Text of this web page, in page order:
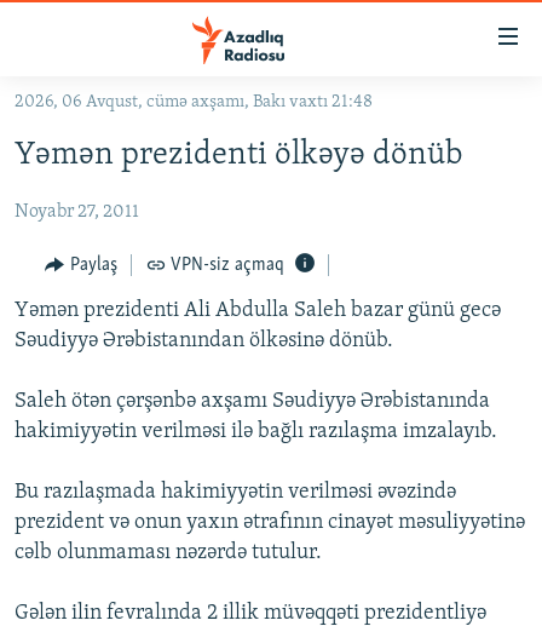
Əsas
qayıt
naviqasiyaya
Axtarışa
keç
KORRUPSIOMETR
#ƏSLINDƏ
FƏRQƏ BAX
QANUNI DOĞRU
ARAŞDIRMA
MULTIMEDIA
VIDEO
FOTOQALEREYA
KARIKATURA
RADIO ARXIV
OXU ZALI
İSLAM VƏ DEMOKRATIYA
HAQQIMIZDA
PEŞƏ ETIKASI VƏ JURNALISTIKA STANDARTLARIMIZ
2026, 06 Avqust, cümə axşamı, Bakı vaxtı 21:48
Yəmən prezidenti ölkəyə dönüb
Noyabr 27, 2011
Paylaş VPN-siz açmaq
Yəmən prezidenti Ali Abdulla Saleh bazar günü gecə
Səudiyyə Ərəbistanından ölkəsinə dönüb.
Saleh ötən çərşənbə axşamı Səudiyyə Ərəbistanında
hakimiyyətin verilməsi ilə bağlı razılaşma imzalayıb.
Bu razılaşmada hakimiyyətin verilməsi əvəzində
prezident və onun yaxın ətrafının cinayət məsuliyyətinə
cəlb olunmaması nəzərdə tutulur.
Gələn ilin fevralında 2 illik müvəqqəti prezidentliyə